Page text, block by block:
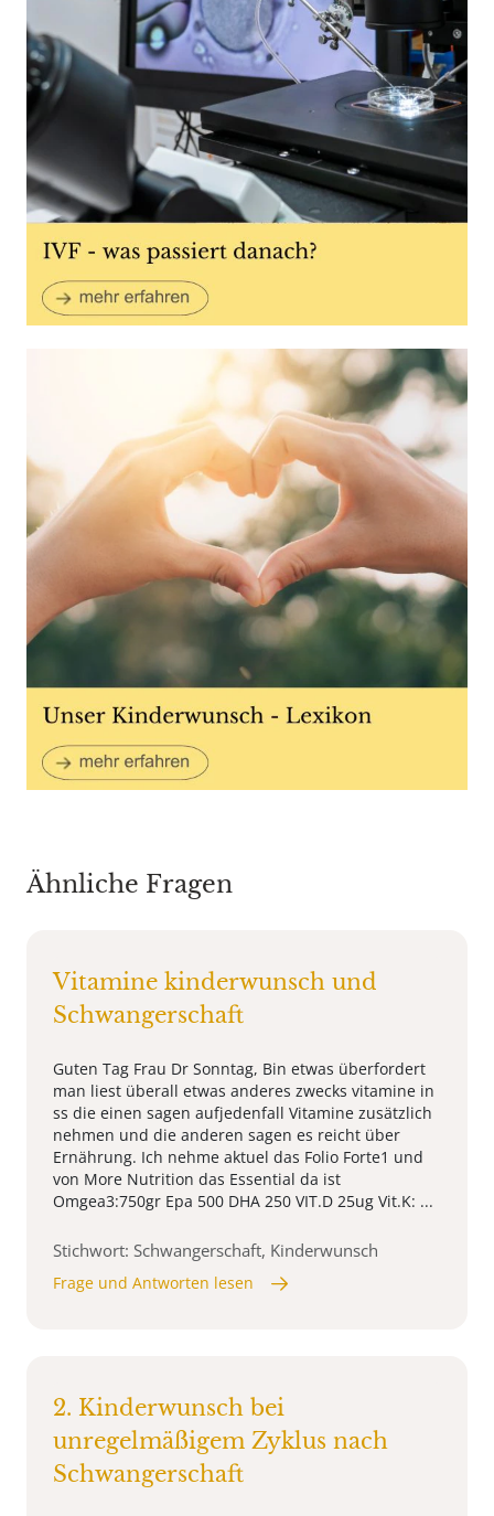
Ähnliche Fragen
Vitamine kinderwunsch und
Schwangerschaft
Guten Tag Frau Dr Sonntag, Bin etwas überfordert
man liest überall etwas anderes zwecks vitamine in
ss die einen sagen aufjedenfall Vitamine zusätzlich
nehmen und die anderen sagen es reicht über
Ernährung. Ich nehme aktuel das Folio Forte1 und
von More Nutrition das Essential da ist
Omgea3:750gr Epa 500 DHA 250 VIT.D 25ug Vit.K: ...
Stichwort: Schwangerschaft, Kinderwunsch
Frage und Antworten lesen
2. Kinderwunsch bei
unregelmäßigem Zyklus nach
Schwangerschaft